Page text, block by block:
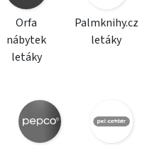
Orfa
nábytek
letáky
Palmknihy.cz
letáky